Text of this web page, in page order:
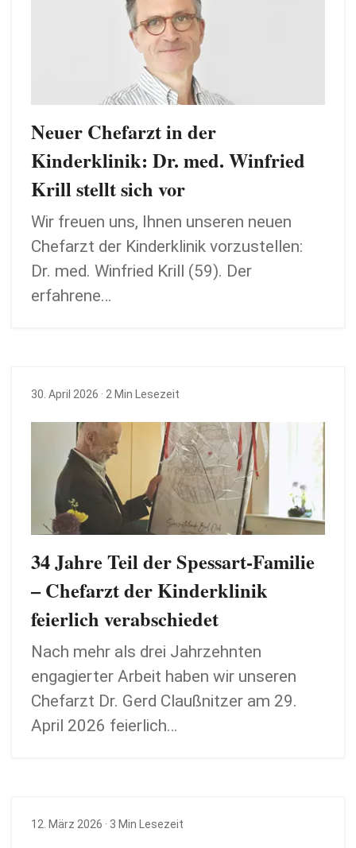
Neuer Chefarzt in der
Kinderklinik: Dr. med. Winfried
Krill stellt sich vor
Wir freuen uns, Ihnen unseren neuen
Chefarzt der Kinderklinik vorzustellen:
Dr. med. Winfried Krill (59). Der
erfahrene…
30. April 2026 · 2 Min Lesezeit
34 Jahre Teil der Spessart-Familie
– Chefarzt der Kinderklinik
feierlich verabschiedet
Nach mehr als drei Jahrzehnten
engagierter Arbeit haben wir unseren
Chefarzt Dr. Gerd Claußnitzer am 29.
April 2026 feierlich…
12. März 2026 · 3 Min Lesezeit